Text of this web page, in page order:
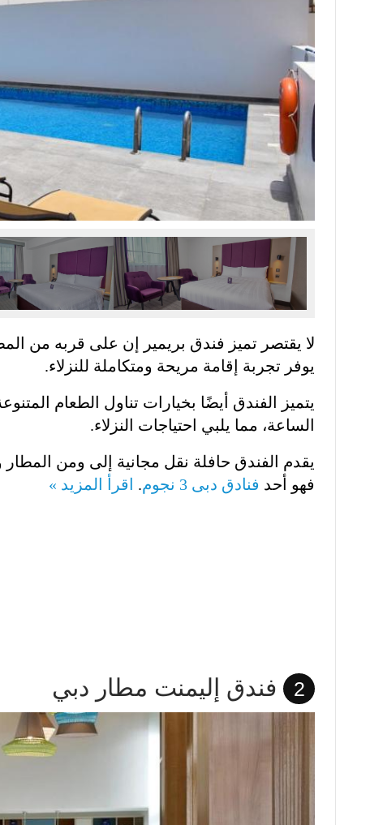
لا يقتصر تميز فندق بريمير إن على قربه من
يوفر تجربة إقامة مريحة ومتكاملة للنزلاء.
يتميز الفندق أيضًا بخيارات تناول الطعام
الساعة، مما يلبي احتياجات النزلاء.
يقدم الفندق حافلة نقل مجانية إلى ومن
فهو أحد فنادق دبى 3 نجوم . اقرأ المزيد »
2 فندق إليمنت مطار دبي